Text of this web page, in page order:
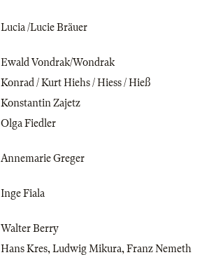
Lucia /Lucie Bräuer
Ewald Vondrak/Wondrak
Konrad / Kurt Hiehs / Hiess / Hieß
Konstantin Zajetz
Olga Fiedler
Annemarie Greger
Inge Fiala
Walter Berry
Hans Kres, Ludwig Mikura, Franz Nemeth